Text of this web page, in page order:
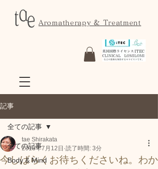
Aromatherapy & Treatment
記事
全ての記事
Body & Mind
全ての記事
今しばらくお待ちくださいね。わか
tae Shirakata
2018年7月12日 読了時間: 3分